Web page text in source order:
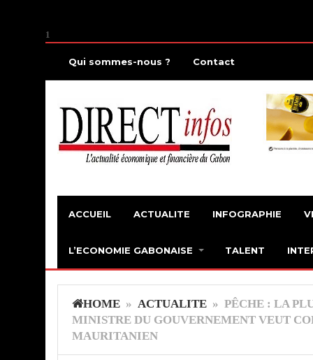
1
Qui sommes-nous ? Contact
ACCUEIL ACTUALITE INFOGRAPHIE
L’ECONOMIE GABONAISE TALENT
HOME » ACTUALITE » PÊCHE : LA
MINISTRE DU GOUVERNEMENT VEUT
MAURITANIEN